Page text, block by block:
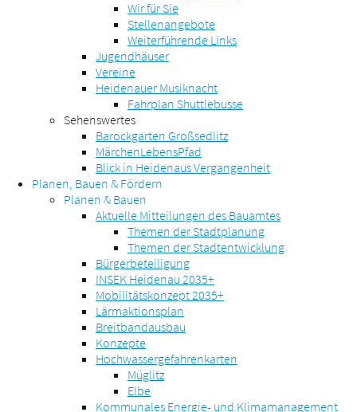
Wir für Sie
Stellenangebote
Weiterführende Links
Jugendhäuser
Vereine
Heidenauer Musiknacht
Fahrplan Shuttlebusse
Sehenswertes
Barockgarten Großsedlitz
MärchenLebensPfad
Blick in Heidenaus Vergangenheit
Planen, Bauen & Fördern
Planen & Bauen
Aktuelle Mitteilungen des Bauamtes
Themen der Stadtplanung
Themen der Stadtentwicklung
Bürgerbeteiligung
INSEK Heidenau 2035+
Mobilitätskonzept 2035+
Lärmaktionsplan
Breitbandausbau
Konzepte
Hochwassergefahrenkarten
Müglitz
Elbe
Kommunales Energie- und Klimamanagement